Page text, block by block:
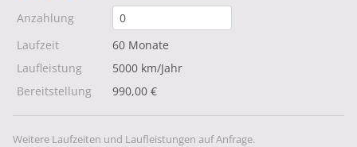
Anzahlung
Laufzeit
60 Monate
Laufleistung
5000 km/Jahr
Bereitstellung
990,00 €
Weitere Laufzeiten und Laufleistungen auf Anfrage.